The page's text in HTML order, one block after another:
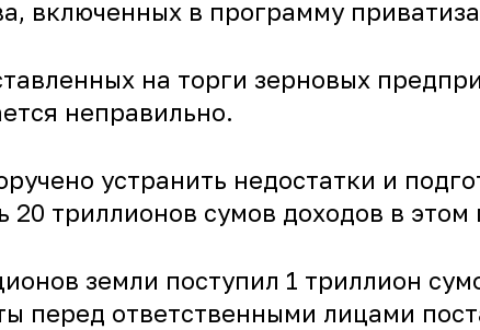
включенных в программу
на торги зерновых
неправильно.
устранить недостатки и
20 триллионов сумов доходов в этом
земли поступил 1 триллион
перед ответственными лицами